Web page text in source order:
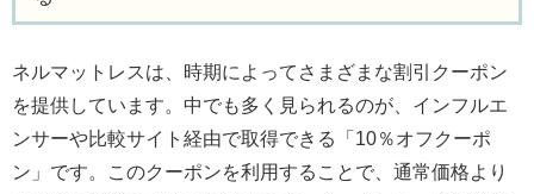
ネルマットレスは、時期によってさまざまな割引クーポン
を提供しています。中でも多く見られるのが、インフルエ
ンサーや比較サイト経由で取得できる「10％オフクーポ
ン」です。このクーポンを利用することで、通常価格より